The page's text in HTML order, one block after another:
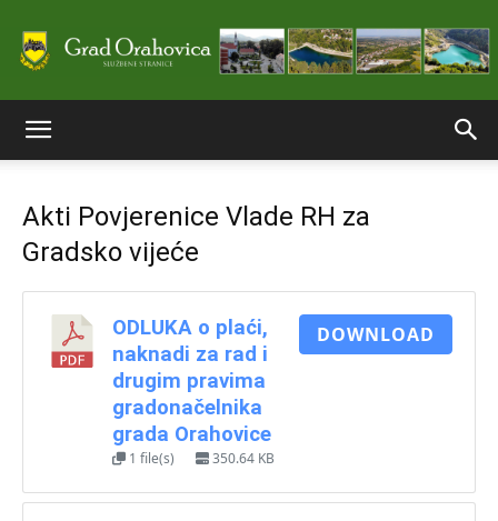
stranice
Grada
Orahovice
Akti Povjerenice Vlade RH za
Gradsko vijeće
ODLUKA o plaći,
naknadi za rad i
drugim pravima
gradonačelnika
grada Orahovice
1 file(s) 350.64 KB
DOWNLOAD